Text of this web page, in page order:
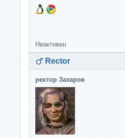
Неактивен
Rector
ректор Захаров